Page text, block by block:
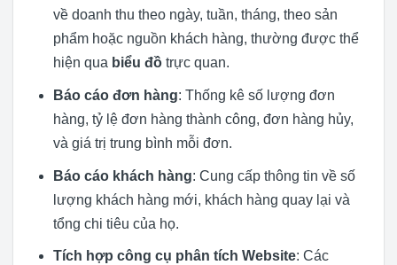
về doanh thu theo ngày, tuần, tháng, theo sản
phẩm hoặc nguồn khách hàng, thường được thể
hiện qua biểu đồtrực quan.
Báo cáo đơn hàng: Thống kê số lượng đơn
hàng, tỷ lệ đơn hàng thành công, đơn hàng hủy,
và giá trị trung bình mỗi đơn.
Báo cáo khách hàng: Cung cấp thông tin về số
lượng khách hàng mới, khách hàng quay lại và
tổng chi tiêu của họ.
Tích hợp công cụ phân tích Website: Các